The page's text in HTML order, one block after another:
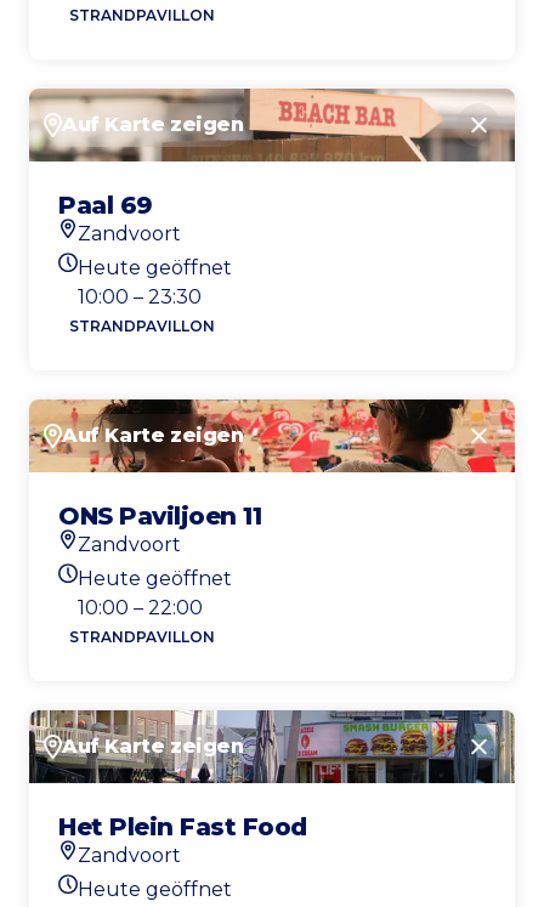
STRANDPAVILLON
Auf Karte zeigen
Paal 69
Standort
Zandvoort
Heutigen Öffnungszeiten
Heute geöffnet
10:00 – 23:30
STRANDPAVILLON
Auf Karte zeigen
ONS Paviljoen 11
Standort
Zandvoort
Heutigen Öffnungszeiten
Heute geöffnet
10:00 – 22:00
STRANDPAVILLON
Auf Karte zeigen
Het Plein Fast Food
Standort
Zandvoort
Heute geöffnet